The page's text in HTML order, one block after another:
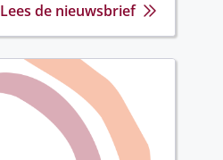
Lees de nieuwsbrief